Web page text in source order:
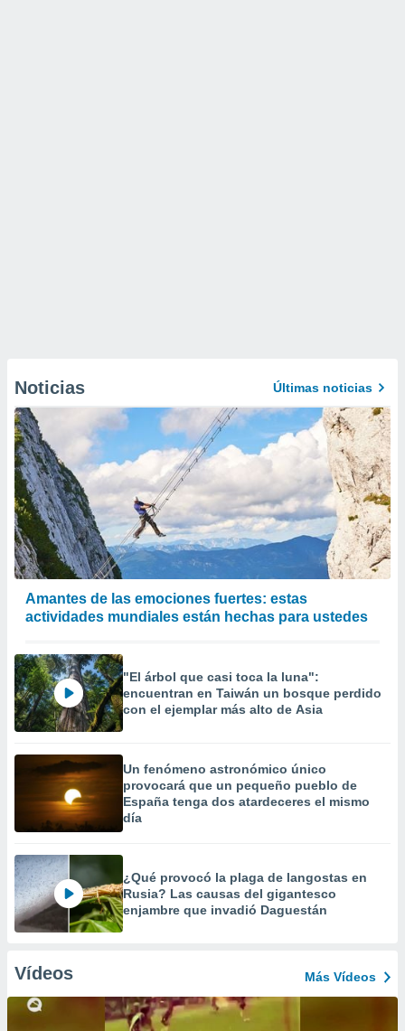
Noticias Últimas noticias
Amantes de las emociones fuertes: estas
actividades mundiales están hechas para ustedes
"El árbol que casi toca la luna":
encuentran en Taiwán un bosque perdido
con el ejemplar más alto de Asia
Un fenómeno astronómico único
provocará que un pequeño pueblo de
España tenga dos atardeceres el mismo
día
¿Qué provocó la plaga de langostas en
Rusia? Las causas del gigantesco
enjambre que invadió Daguestán
Vídeos Más Vídeos